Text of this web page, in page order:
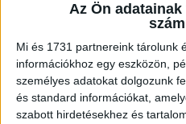
Az Ön
Mi és 1731 partnereink tárolunk
információkhoz egy eszközön,
személyes adatokat dolgozunk
és standard információkat,
szabott hirdetésekhez és